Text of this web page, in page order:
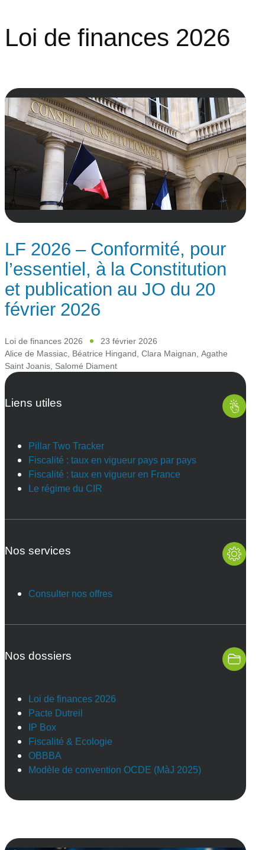
Loi de finances 2026
LF 2026 – Conformité, pour
l’essentiel, à la Constitution
et publication au JO du 20
février 2026
Loi de finances 2026
23 février 2026
Alice de Massiac Béatrice Hingand Clara Maignan Agathe
Saint Joanis Salomé Diament
Liens utiles
Pillar Two Tracker
Fiscalité : taux en vigueur pays par pays
Fiscalité : taux en vigueur en France
Le régime du CIR
Nos services
Consulter nos offres
Nos dossiers
Loi de finances 2026
Pacte Dutreil
IP Box
Fiscalité & Ecologie
OBBBA
Modèle de convention OCDE (MàJ 2025)